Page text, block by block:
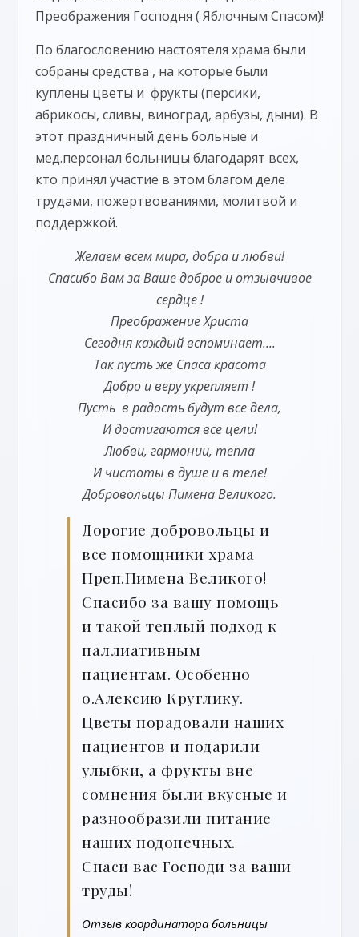
Преображения Господня ( Яблочным Спасом)!
По благословению настоятеля храма были
собраны средства , на которые были
куплены цветы и фрукты (персики,
абрикосы, сливы, виноград, арбузы, дыни). В
этот праздничный день больные и
мед.персонал больницы благодарят всех,
кто принял участие в этом благом деле
трудами, пожертвованиями, молитвой и
поддержкой.
Желаем всем мира, добра и любви!
Спасибо Вам за Ваше доброе и отзывчивое
сердце !
Преображение Христа
Сегодня каждый вспоминает....
Так пусть же Спаса красота
Добро и веру укрепляет !
Пусть в радость будут все дела,
И достигаются все цели!
Любви, гармонии, тепла
И чистоты в душе и в теле!
Добровольцы Пимена Великого.
Дорогие добровольцы и
все помощники храма
Преп.Пимена Великого!
Спасибо за вашу помощь
и такой теплый подход к
паллиативным
пациентам. Особенно
о.Алексию Круглику.
Цветы порадовали наших
пациентов и подарили
улыбки, а фрукты вне
сомнения были вкусные и
разнообразили питание
наших подопечных.
Спаси вас Господи за ваши
труды!
Отзыв координатора больницы